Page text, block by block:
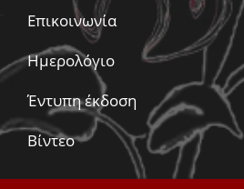
Επικοινωνία
Ημερολόγιο
Έντυπη έκδοση
Βίντεο